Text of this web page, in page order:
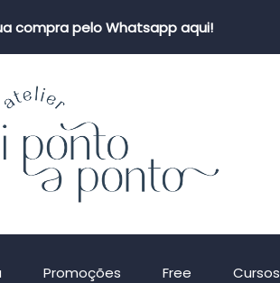
compra pelo Whatsapp aqui!
Promoções Free Cursos